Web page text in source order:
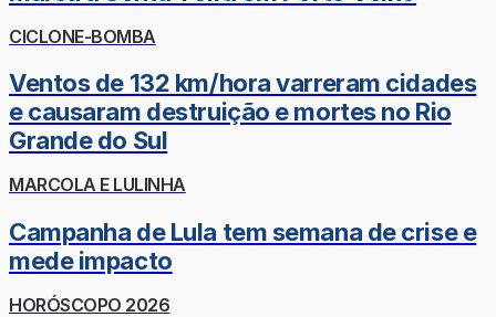
CICLONE-BOMBA
Ventos de 132 km/hora varreram cidades
e causaram destruição e mortes no Rio
Grande do Sul
MARCOLA E LULINHA
Campanha de Lula tem semana de crise e
mede impacto
HORÓSCOPO 2026